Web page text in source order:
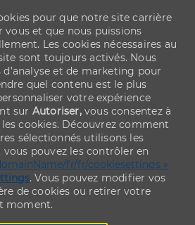
pour que notre site carrière
et que nous puissions
Les cookies nécessaires au
sont toujours activés. Nous
et de marketing pour
quel contenu est le plus
votre expérience
sur Autoriser,vous consentez à
cookies. Découvrez comment
sélectionnés utilisons les
pouvez les contrôler en
fr/fr/cookiesettings »
. Vous pouvez modifier vos
de cookies ou retirer votre
moment.